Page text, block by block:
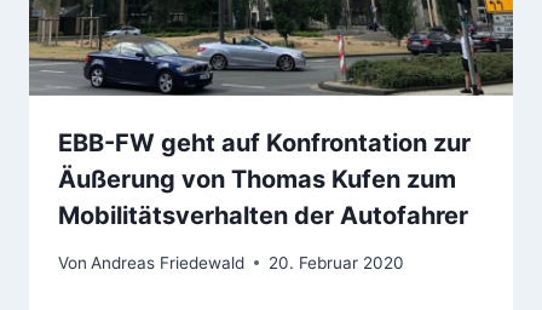
EBB-FW geht auf Konfrontation zur
Äußerung von Thomas Kufen zum
Mobilitätsverhalten der Autofahrer
Von Andreas Friedewald 20. Februar 2020